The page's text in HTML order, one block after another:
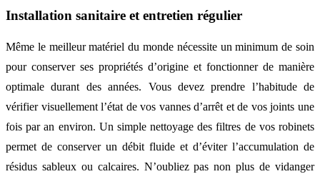
Installation sanitaire et entretien régulier
Même le meilleur matériel du monde nécessite un minimum de soin
pour conserver ses propriétés d’origine et fonctionner de manière
optimale durant des années. Vous devez prendre l’habitude de
vérifier visuellement l’état de vos vannes d’arrêt et de vos joints une
fois par an environ. Un simple nettoyage des filtres de vos robinets
permet de conserver un débit fluide et d’éviter l’accumulation de
résidus sableux ou calcaires. N’oubliez pas non plus de vidanger